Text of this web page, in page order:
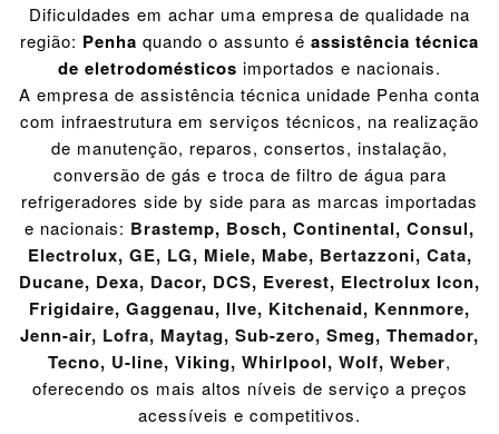
Dificuldades em achar uma empresa de qualidade na
região: Penha quando o assunto é assistência técnica
de eletrodomésticos importados e nacionais.
A empresa de assistência técnica unidade Penha conta
com infraestrutura em serviços técnicos, na realização
de manutenção, reparos, consertos, instalação,
conversão de gás e troca de filtro de água para
refrigeradores side by side para as marcas importadas
e nacionais: Brastemp, Bosch, Continental, Consul,
Electrolux, GE, LG, Miele, Mabe, Bertazzoni, Cata,
Ducane, Dexa, Dacor, DCS, Everest, Electrolux Icon,
Frigidaire, Gaggenau, Ilve, Kitchenaid, Kennmore,
Jenn-air, Lofra, Maytag, Sub-zero, Smeg, Themador,
Tecno, U-line, Viking, Whirlpool, Wolf, Weber,
oferecendo os mais altos níveis de serviço a preços
acessíveis e competitivos.